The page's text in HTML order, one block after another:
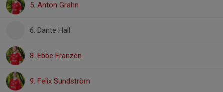
5. Anton Grahn
6. Dante Hall
8. Ebbe Franzén
9. Felix Sundström